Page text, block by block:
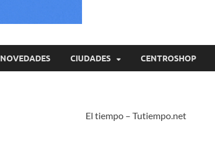
NOVEDADES CIUDADES CENTROSHOP
El tiempo – Tutiempo.net